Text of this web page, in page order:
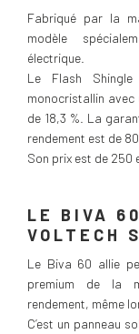
Fabriqué par la
modèle
électrique.
Le Flash
monocristallin avec
de 18,3 %. La
rendement est de
Son prix est de 250
LE BIVA
VOLTECH
Le Biva 60 allie
premium de la
rendement, même
C’est un panneau